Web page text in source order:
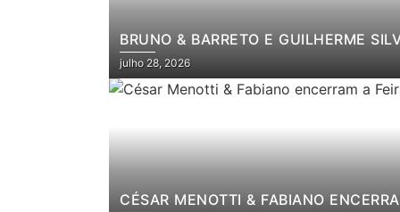
BRUNO & BARRETO E GUILHERME
julho 28, 2026
CÉSAR MENOTTI & FABIANO